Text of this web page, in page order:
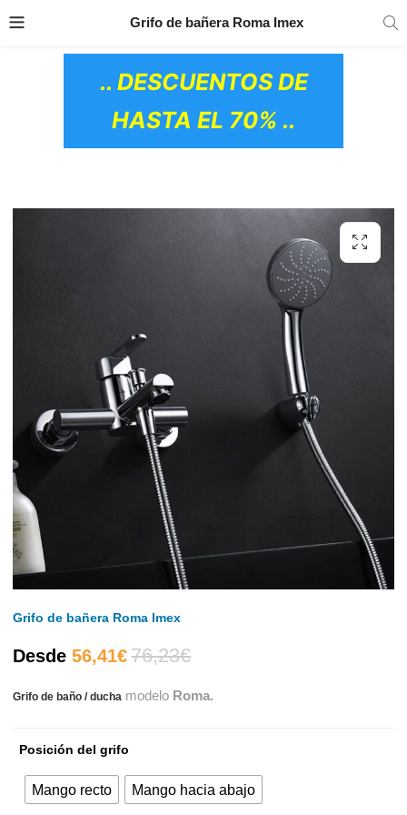
PRODUCTOS
.. DESCUENTOS DE
HASTA EL 70% ..
Grifo de bañera Roma Imex
Grifo de bañera Roma Imex
Desde 56,41€El
precio
actual
es:
76,23€El
precio
era:
Grifo de baño / ducha modelo Roma.
Posición del grifo
Mango recto Mango hacia abajo